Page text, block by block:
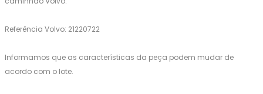
Referência Volvo: 21220722
Informamos que as características da peça podem mudar de
acordo com o lote.